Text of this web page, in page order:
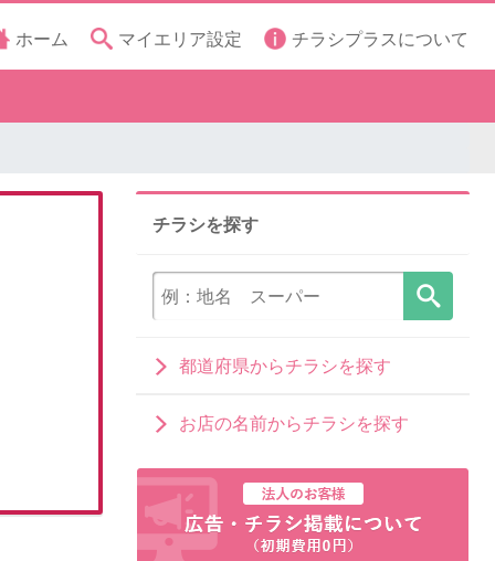
ホーム マイエリア設定 チラシプラスについて
チラシを探す
都道府県からチラシを探す
お店の名前からチラシを探す